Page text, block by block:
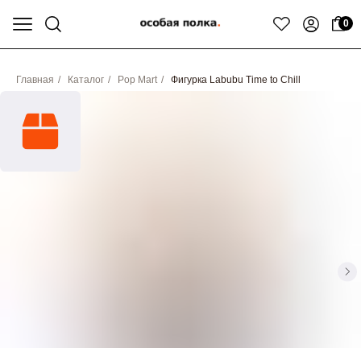
0
Главная / Каталог / Pop Mart / Фигурка Labubu Time to Chill